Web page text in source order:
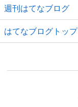
週刊はてなブログ
はてなブログトップ